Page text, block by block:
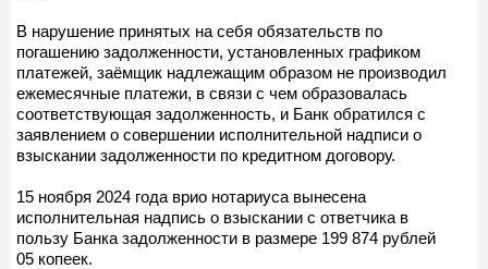
В нарушение принятых на себя обязательств по
погашению задолженности, установленных графиком
платежей, заёмщик надлежащим образом не производил
ежемесячные платежи, в связи с чем образовалась
соответствующая задолженность, и Банк обратился с
заявлением о совершении исполнительной надписи о
взыскании задолженности по кредитном договору.
15 ноября 2024 года врио нотариуса вынесена
исполнительная надпись о взыскании с ответчика в
пользу Банка задолженности в размере 199 874 рублей
05 копеек.